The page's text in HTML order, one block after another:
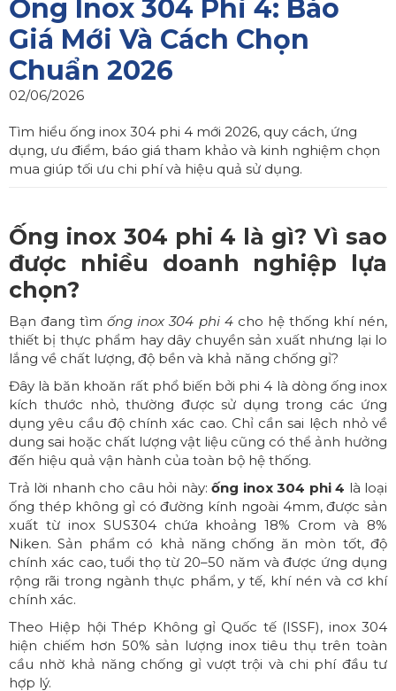
Ống Inox 304 Phi 4: Báo
Giá Mới Và Cách Chọn
Chuẩn 2026
02/06/2026
Tìm hiểu ống inox 304 phi 4 mới 2026, quy cách, ứng
dụng, ưu điểm, báo giá tham khảo và kinh nghiệm chọn
mua giúp tối ưu chi phí và hiệu quả sử dụng.
Ống inox 304 phi 4 là gì? Vì sao
được nhiều doanh nghiệp lựa
chọn?
Bạn đang tìmống inox 304 phi 4cho hệ thống khí nén,
thiết bị thực phẩm hay dây chuyền sản xuất nhưng lại lo
lắng về chất lượng, độ bền và khả năng chống gỉ?
Đây là băn khoăn rất phổ biến bởi phi 4 là dòng ống inox
kích thước nhỏ, thường được sử dụng trong các ứng
dụng yêu cầu độ chính xác cao. Chỉ cần sai lệch nhỏ về
dung sai hoặc chất lượng vật liệu cũng có thể ảnh hưởng
đến hiệu quả vận hành của toàn bộ hệ thống.
Trả lời nhanh cho câu hỏi này:ống inox 304 phi 4 là loại
ống thép không gỉ có đường kính ngoài 4mm, được sản
xuất từ inox SUS304 chứa khoảng 18% Crom và 8%
Niken. Sản phẩm có khả năng chống ăn mòn tốt, độ
chính xác cao, tuổi thọ từ 20–50 năm và được ứng dụng
rộng rãi trong ngành thực phẩm, y tế, khí nén và cơ khí
chính xác.
Theo Hiệp hội Thép Không gỉ Quốc tế (ISSF), inox 304
hiện chiếm hơn 50% sản lượng inox tiêu thụ trên toàn
cầu nhờ khả năng chống gỉ vượt trội và chi phí đầu tư
hợp lý.